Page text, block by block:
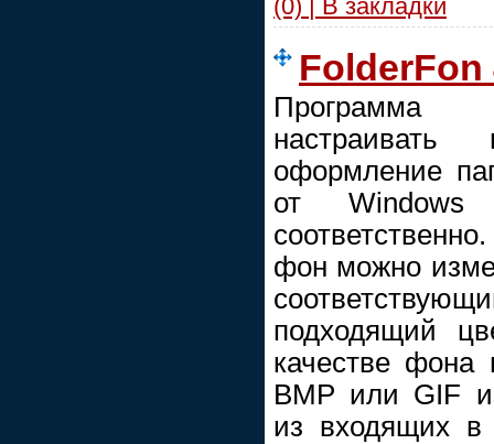
(0) | В закладки
FolderFon
настраивать
оформление
от
фон можно
подходящий
качестве фона
BMP или GIF
из входящих в